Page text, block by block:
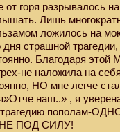
горя разрывалось
Лишь
ложилось на
дня страшной
Благодаря
не наложила на
НО мне легче
наш..» , я
трагедию пополам-
ПОД СИЛУ!